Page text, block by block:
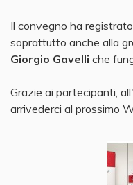
Il convegno ha
soprattutto anche alla
Giorgio Gavelli che
Grazie ai partecipanti,
arrivederci al prossimo